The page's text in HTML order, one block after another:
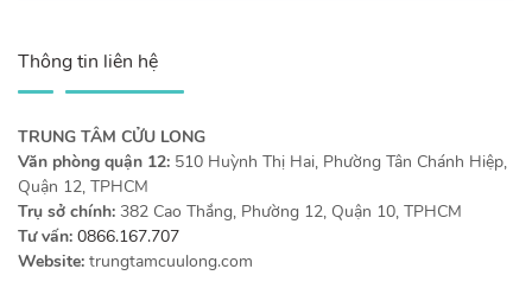
Thông tin liên hệ
TRUNG TÂM CỬU LONG
Văn phòng quận 12: 510 Huỳnh Thị Hai, Phường Tân Chánh Hiệp,
Quận 12, TPHCM
Trụ sở chính: 382 Cao Thắng, Phường 12, Quận 10, TPHCM
Tư vấn: 0866.167.707
Website: trungtamcuulong.com